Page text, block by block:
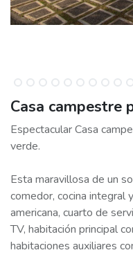
Casa campestre
Espectacular Casa
verde.
Esta maravillosa de un
comedor, cocina integral
americana, cuarto de
TV, habitación principal
habitaciones auxiliares